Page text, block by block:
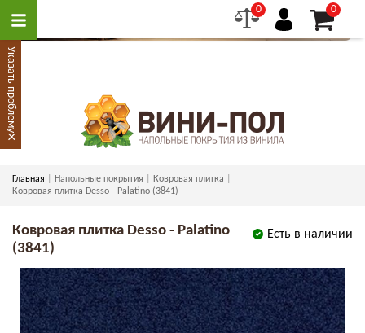
0 0
Главная Напольные покрытия
Ковровая плитка
Ковровая плитка Desso - Palatino (3841)
Есть в наличии
Ковровая плитка Desso - Palatino
(3841)
Указать проблему
×